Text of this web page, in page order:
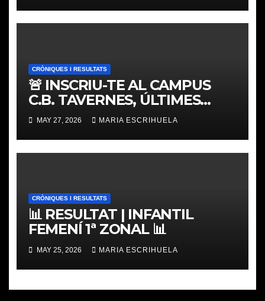
CRÒNIQUES I RESULTATS
🚨 INSCRIU-TE AL CAMPUS
C.B. TAVERNES, ÚLTIMES
PLACES
MAY 27, 2026 MARIA ESCRIHUELA
CRÒNIQUES I RESULTATS
📊 RESULTAT | INFANTIL
FEMENÍ 1ª ZONAL 📊
MAY 25, 2026 MARIA ESCRIHUELA